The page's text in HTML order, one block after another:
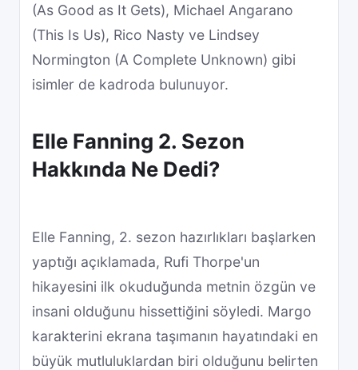
(As Good as It Gets), Michael Angarano
(This Is Us), Rico Nasty ve Lindsey
Normington (A Complete Unknown) gibi
isimler de kadroda bulunuyor.
Elle Fanning 2. Sezon
Hakkında Ne Dedi?
Elle Fanning, 2. sezon hazırlıkları başlarken
yaptığı açıklamada, Rufi Thorpe'un
hikayesini ilk okuduğunda metnin özgün ve
insani olduğunu hissettiğini söyledi. Margo
karakterini ekrana taşımanın hayatındaki en
büyük mutluluklardan biri olduğunu belirten